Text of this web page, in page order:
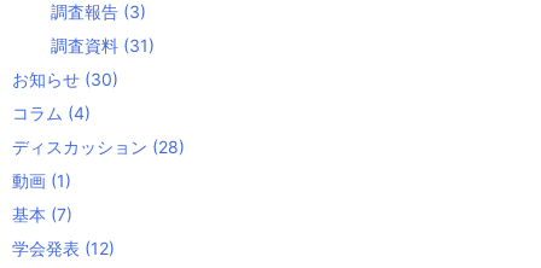
調査報告 (3)
調査資料 (31)
お知らせ (30)
コラム (4)
ディスカッション (28)
動画 (1)
基本 (7)
学会発表 (12)